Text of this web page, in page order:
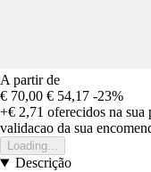
A partir de
€ 70,00 € 54,17 -23%
+€ 2,71 oferecidos na sua
validacao da sua
Loading...
Descrição